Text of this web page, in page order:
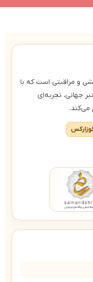
و مواد حساسیت‌زا
و مراقبتی است که با
جهانی، تجربه‌ای
می‌کند.